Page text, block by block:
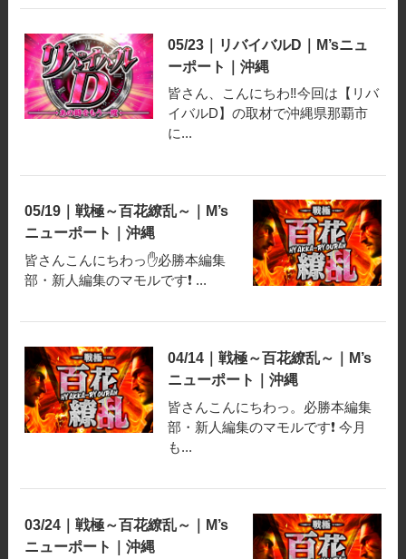
05/23｜リバイバルD｜M’sニュ
ーポート｜沖縄
皆さん、こんにちわ‼️今回は【リバ
イバルD】の取材で沖縄県那覇市
に...
05/19｜戦極～百花繚乱～｜M’s
ニューポート｜沖縄
皆さんこんにちわっ✋必勝本編集
部・新人編集のマモルです❗️ ...
04/14｜戦極～百花繚乱～｜M’s
ニューポート｜沖縄
皆さんこんにちわっ。必勝本編集
部・新人編集のマモルです❗️ 今月
も...
03/24｜戦極～百花繚乱～｜M’s
ニューポート｜沖縄